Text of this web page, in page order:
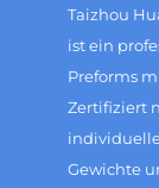
Taizhou
ist ein
Preforms
Zertifiziert
individuelle
Gewichte